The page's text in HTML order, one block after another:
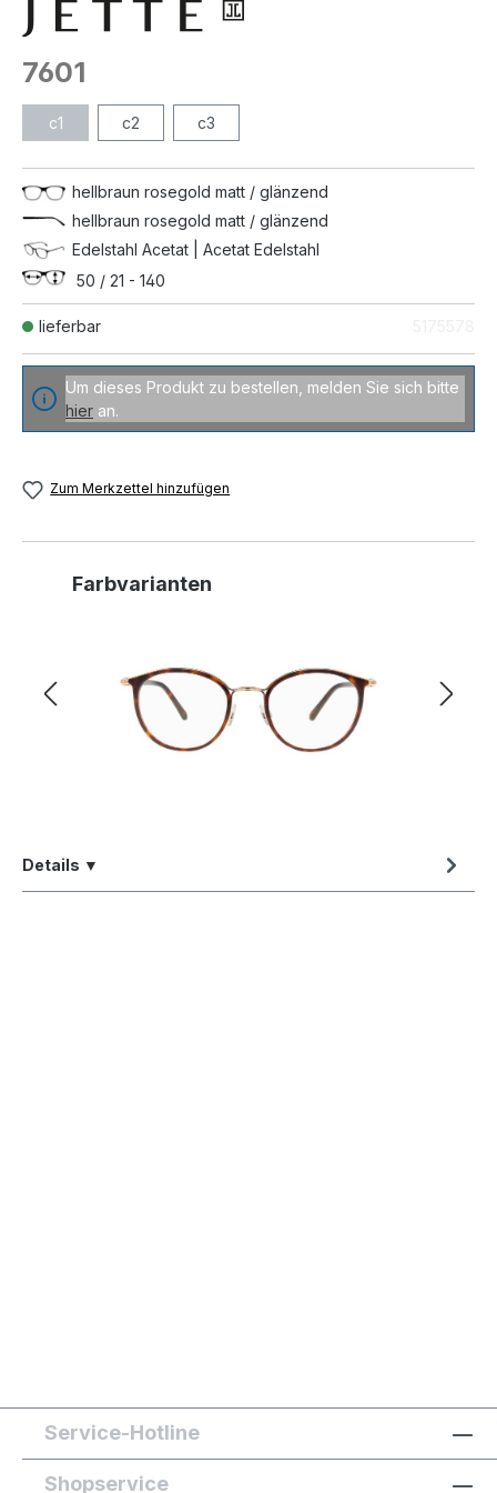
lieferbar
7601
c1 c2 c3
hellbraun rosegold matt / glänzend
hellbraun rosegold matt / glänzend
Edelstahl Acetat | Acetat Edelstahl
50 / 21 - 140
Um dieses Produkt zu bestellen, melden Sie sich bitte
hier an.
Zum Merkzettel hinzufügen
Produktgalerie überspringen
Farbvarianten
Details ▼
Service-Hotline
Shopservice